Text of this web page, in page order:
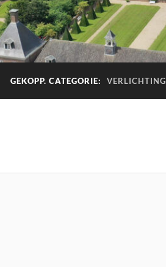
GEKOPP. CATEGORIE: VERLICHTING